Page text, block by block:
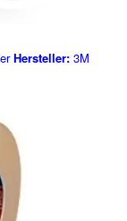
Hersteller:3M